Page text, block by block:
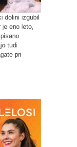
dolini izgubil
je eno leto,
tudi
pri